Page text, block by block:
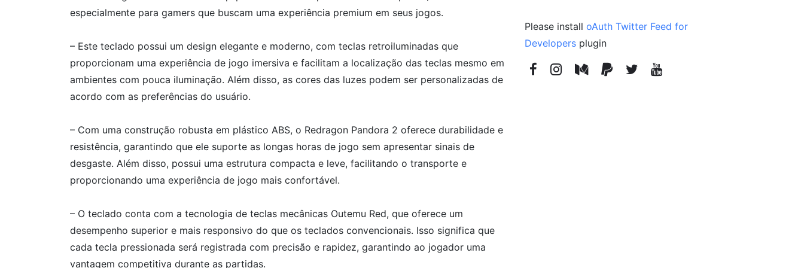
especialmente para gamers que buscam uma experiência premium em seus jogos.
– Este teclado possui um design elegante e moderno, com teclas retroiluminadas que
proporcionam uma experiência de jogo imersiva e facilitam a localização das teclas mesmo em
ambientes com pouca iluminação. Além disso, as cores das luzes podem ser personalizadas de
acordo com as preferências do usuário.
– Com uma construção robusta em plástico ABS, o Redragon Pandora 2 oferece durabilidade e
resistência, garantindo que ele suporte as longas horas de jogo sem apresentar sinais de
desgaste. Além disso, possui uma estrutura compacta e leve, facilitando o transporte e
proporcionando uma experiência de jogo mais confortável.
– O teclado conta com a tecnologia de teclas mecânicas Outemu Red, que oferece um
desempenho superior e mais responsivo do que os teclados convencionais. Isso significa que
cada tecla pressionada será registrada com precisão e rapidez, garantindo ao jogador uma
vantagem competitiva durante as partidas.
Please install oAuth Twitter Feed for
Developers plugin